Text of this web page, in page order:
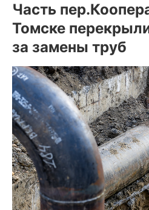
Часть
Томске
за замены труб